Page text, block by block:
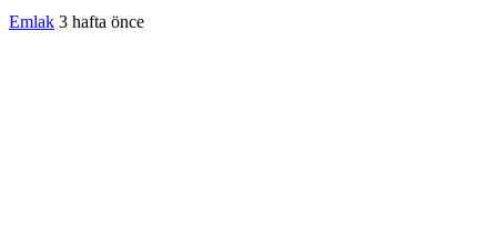
Emlak 3 hafta önce